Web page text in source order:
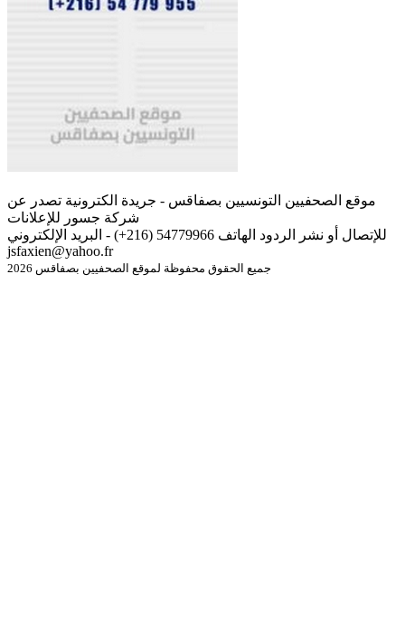
موقع الصحفيين التونسيين بصفاقس - جريدة الكترونية تصدر عن
شركة جسور للإعلانات
للإتصال أو نشر الردود الهاتف 54779966 (216+) - البريد الإلكتروني
jsfaxien@yahoo.fr
جميع الحقوق محفوظة لموقع الصحفيين بصفاقس 2026